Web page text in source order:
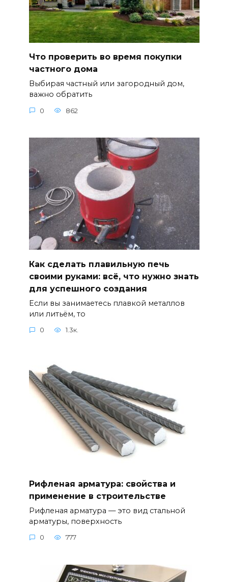
Что проверить во время покупки
частного дома
Выбирая частный или загородный дом,
важно обратить
0 862
Как сделать плавильную печь
своими руками: всё, что нужно знать
для успешного создания
Если вы занимаетесь плавкой металлов
или литьём, то
0 1.3к.
Рифленая арматура: свойства и
применение в строительстве
Рифленая арматура — это вид стальной
арматуры, поверхность
0 777